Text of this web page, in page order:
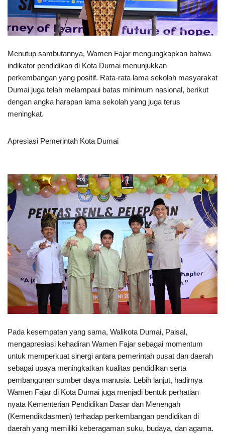
Menutup sambutannya, Wamen Fajar mengungkapkan bahwa
indikator pendidikan di Kota Dumai menunjukkan
perkembangan yang positif. Rata-rata lama sekolah masyarakat
Dumai juga telah melampaui batas minimum nasional, berikut
dengan angka harapan lama sekolah yang juga terus
meningkat.
Apresiasi Pemerintah Kota Dumai
Pada kesempatan yang sama, Walikota Dumai, Paisal,
mengapresiasi kehadiran Wamen Fajar sebagai momentum
untuk memperkuat sinergi antara pemerintah pusat dan daerah
sebagai upaya meningkatkan kualitas pendidikan serta
pembangunan sumber daya manusia. Lebih lanjut, hadirnya
Wamen Fajar di Kota Dumai juga menjadi bentuk perhatian
nyata Kementerian Pendidikan Dasar dan Menengah
(Kemendikdasmen) terhadap perkembangan pendidikan di
daerah yang memiliki keberagaman suku, budaya, dan agama.